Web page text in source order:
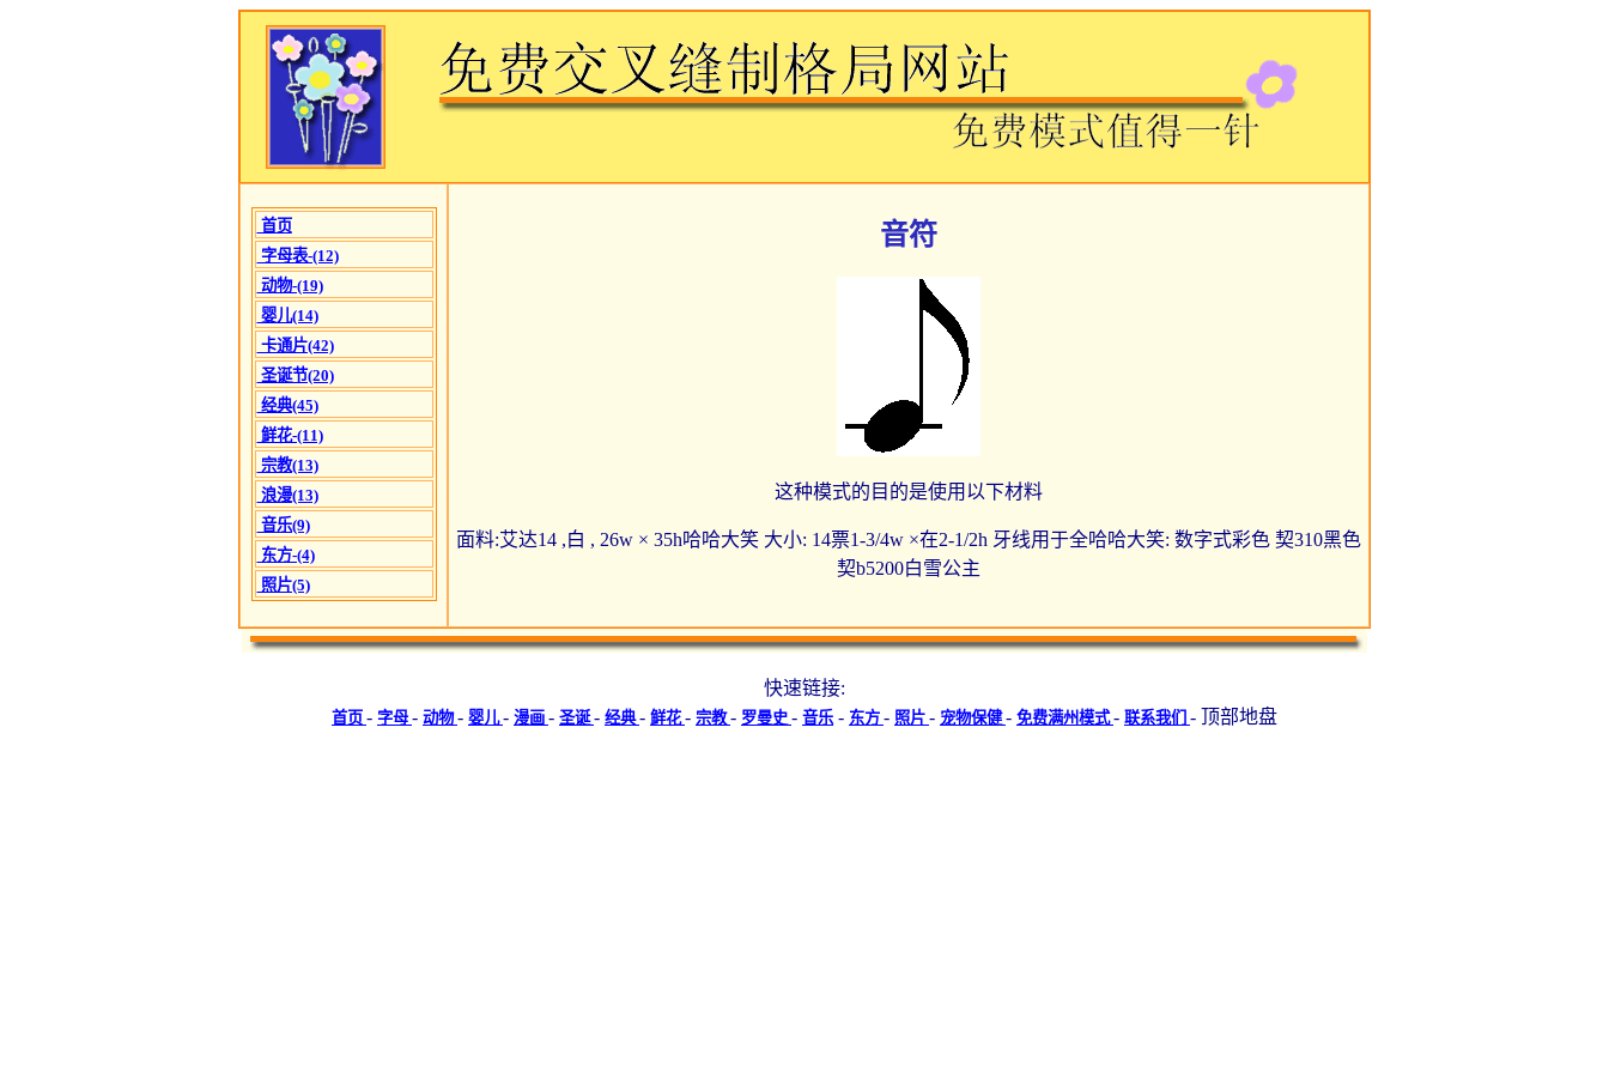
首页
字母表-(12)
动物-(19)
婴儿(14)
卡通片(42)
圣诞节(20)
经典(45)
鲜花-(11)
宗教(13)
浪漫(13)
音乐(9)
东方-(4)
照片(5)
音符
这种模式的目的是使用以下材料
面料:艾达14 ,白 , 26w × 35h哈哈大笑 大小: 14票1-3/4w ×在2-1/2h 牙线用于全哈哈大笑: 数字式彩色 契310黑色
契b5200白雪公主
快速链接:
首页 - 字母 - 动物- 婴儿- 漫画 - 圣诞- 经典- 鲜花- 宗教- 罗曼史 - 音乐 - 东方 - 照片 - 宠物保健- 免费满州模式- 联系我们 - 顶部地盘